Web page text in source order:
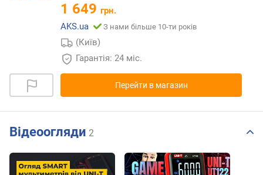
1 649 грн.
AKS.ua
З нами більше 10-ти років
(Київ)
Гарантія: 24 міс.
Перейти в магазин
Відеоогляди 2